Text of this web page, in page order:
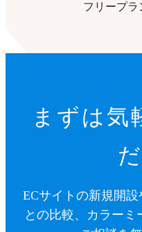
フリープラ
まずは気
ECサイトの新規開
との比較、カラーミ